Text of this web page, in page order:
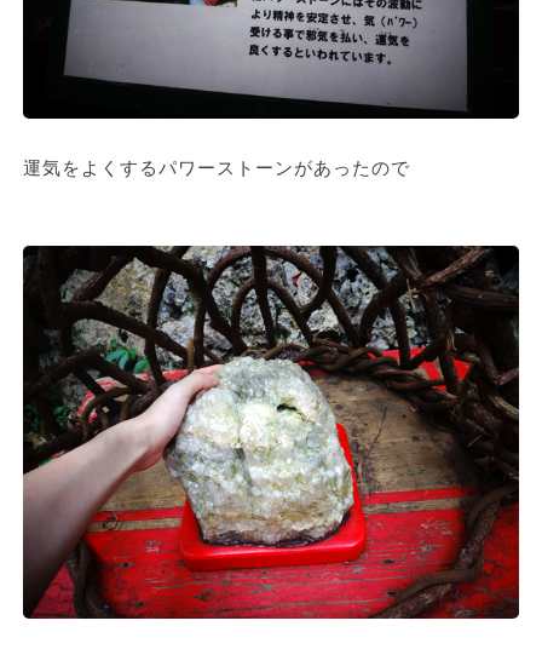
運気をよくするパワーストーンがあったので